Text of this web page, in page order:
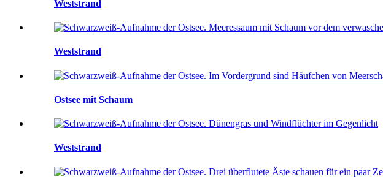
Weststrand
Weststrand
Ostsee mit Schaum
Weststrand